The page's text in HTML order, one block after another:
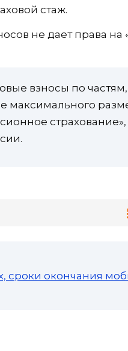
стаж.
не дает права на
взносы по
максимального
сроки окончания